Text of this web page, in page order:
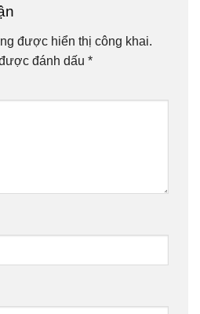
được hiển thị công khai.
đánh dấu *